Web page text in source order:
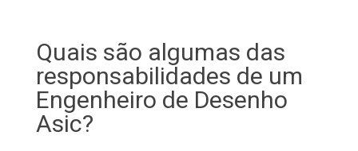
Quais são algumas das
responsabilidades de um
Engenheiro de Desenho
Asic?